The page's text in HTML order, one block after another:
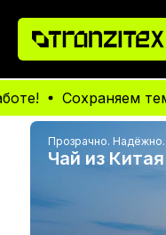
Сохраняем темп.
Прозрачно.
Чай из Китая